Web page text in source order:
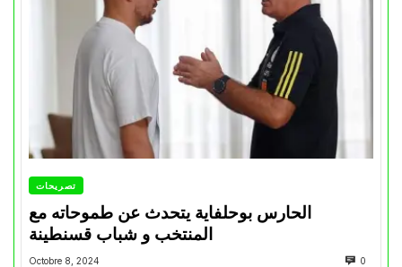
تصريحات
الحارس بوحلفاية يتحدث عن طموحاته مع
المنتخب و شباب قسنطينة
Octobre 8, 2024 0